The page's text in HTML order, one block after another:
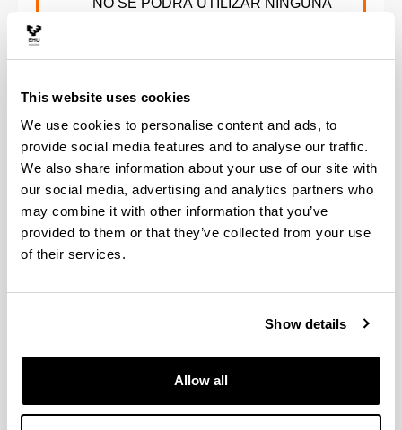
This website uses cookies
We use cookies to personalise content and ads, to
provide social media features and to analyse our traffic.
We also share information about your use of our site with
our social media, advertising and analytics partners who
may combine it with other information that you’ve
provided to them or that they’ve collected from your use
of their services.
Show details
Allow all
NO SE PODRÁ UTILIZAR NINGUNA
TAQUILLAS OCUPADAS SIN
La persona usuaria tiene el compromiso de
mantener la taquilla en buen estado de
La Facultad no se hace responsable frente a robos,
roturas o daños de los objetos depositados en el
interior de las taquillas. Se recomienda no depositar
El alumnado que quiera solicitar una taquilla podrá
SOLICITUD de adjudicación de